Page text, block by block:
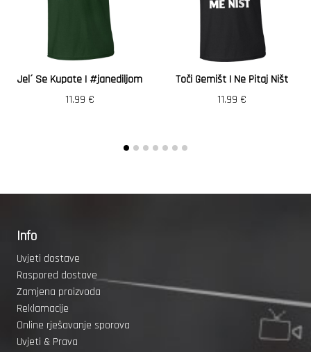
Jel´ Se Kupate | #janediljom
11.99 €
Toči Gemišt I Ne Pitaj Ništ
11.99 €
Info
Uvjeti dostave
Raspored dostave
Zamjena proizvoda
Reklamacije
Online rješavanje sporova
Uvjeti & Prava